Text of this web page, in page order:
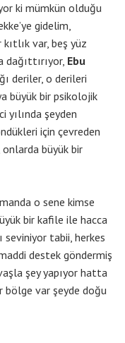
ki mümkün olduğu
gidelim,
var, beş yüz
Ebu
deriler, o derileri
büyük bir psikolojik
yılında şeyden
için çevreden
büyük bir
o sene kimse
bir kafile ile hacca
seviniyor tabii, herkes
destek göndermiş
şey yapıyor hatta
bölge var şeyde doğu